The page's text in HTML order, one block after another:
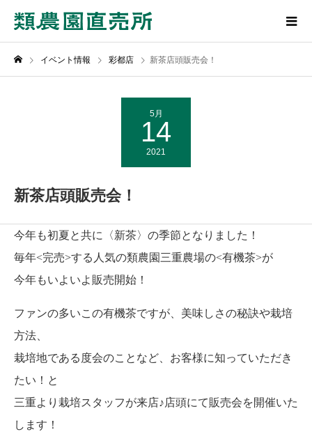
イベント情報 彩都店 新茶店頭販売会！
5月
14
2021
新茶店頭販売会！
今年も初夏と共に〈新茶〉の季節となりました！
毎年<完売>する人気の類農園三重農場の<有機茶>が
今年もいよいよ販売開始！
ファンの多いこの有機茶ですが、美味しさの秘訣や栽培
方法、
栽培地である度会のことなど、お客様に知っていただき
たい！と
三重より栽培スタッフが来店♪店頭にて販売会を開催いた
します！